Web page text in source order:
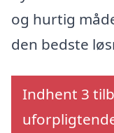
og hurtig
den bedste
Indhent 3